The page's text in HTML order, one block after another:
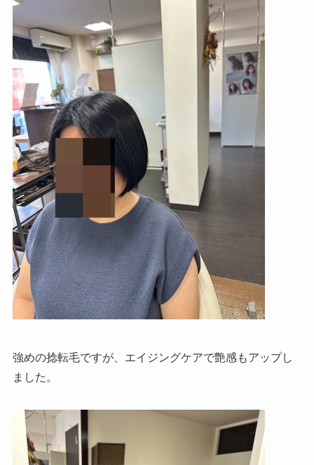
強めの捻転毛ですが、エイジングケアで艶感もアップし
ました。